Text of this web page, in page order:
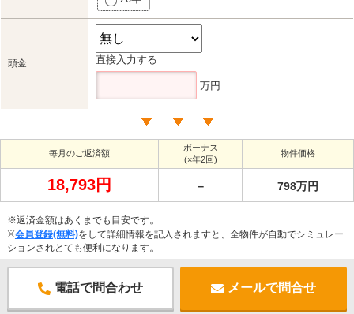
頭金 直接入力する
万円
毎月のご返済額
ボーナス
(×年2回)
物件価格
18,793円 － 798万円
※返済金額はあくまでも目安です。
※会員登録(無料)をして詳細情報を記入されますと、全物件が自動でシミュレー
ションされとても便利になります。
電話で問合わせ メールで問合せ